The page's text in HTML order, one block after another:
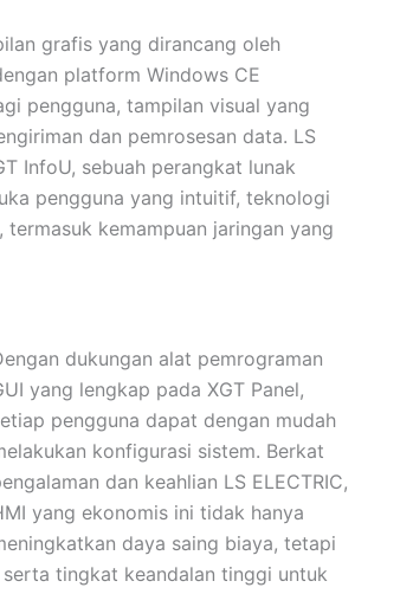
grafis yang dirancang oleh
platform Windows CE
pengguna, tampilan visual yang
dan pemrosesan data. LS
InfoU, sebuah perangkat lunak
pengguna yang intuitif, teknologi
kemampuan jaringan yang
dukungan alat pemrograman
yang lengkap pada XGT Panel,
pengguna dapat dengan mudah
konfigurasi sistem. Berkat
dan keahlian LS ELECTRIC,
yang ekonomis ini tidak hanya
daya saing biaya, tetapi
tingkat keandalan tinggi untuk